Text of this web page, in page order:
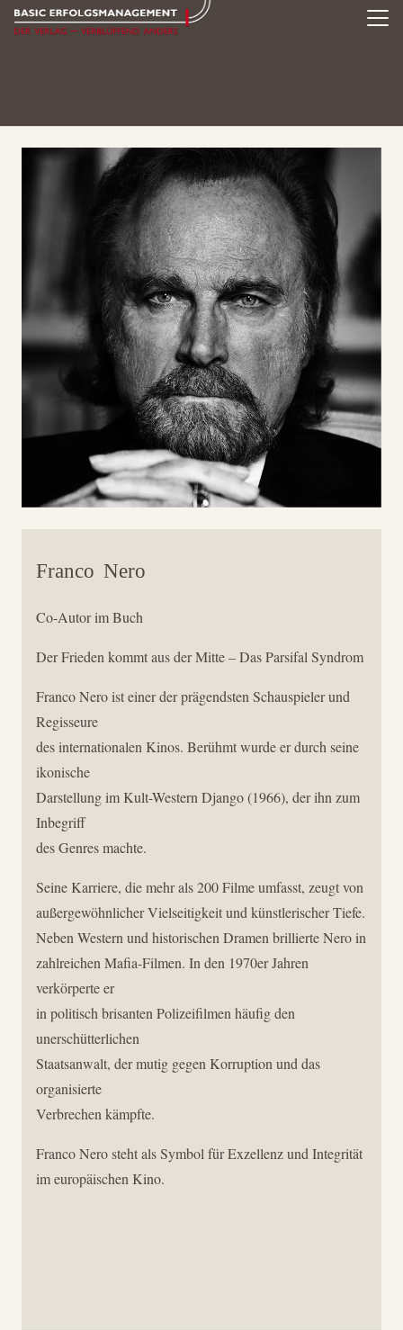
Franco Nero
Co-Autor im Buch
Der Frieden kommt aus der Mitte – Das Parsifal Syndrom
Franco Nero ist einer der prägendsten Schauspieler und
Regisseure
des internationalen Kinos. Berühmt wurde er durch seine
ikonische
Darstellung im Kult-Western Django (1966), der ihn zum
Inbegriff
des Genres machte.
Seine Karriere, die mehr als 200 Filme umfasst, zeugt von
außergewöhnlicher Vielseitigkeit und künstlerischer Tiefe.
Neben Western und historischen Dramen brillierte Nero in
zahlreichen Mafia-Filmen. In den 1970er Jahren
verkörperte er
in politisch brisanten Polizeifilmen häufig den
unerschütterlichen
Staatsanwalt, der mutig gegen Korruption und das
organisierte
Verbrechen kämpfte.
Franco Nero steht als Symbol für Exzellenz und Integrität
im europäischen Kino.